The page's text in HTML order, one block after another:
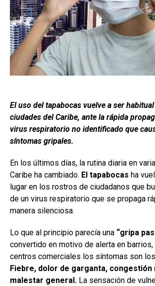
El uso del tapabocas vuelve a ser
ciudades del Caribe, ante la rápida
virus respiratorio no identificado que
síntomas gripales.
En los últimos días, la rutina diaria en
Caribe ha cambiado. El tapabocas ha
lugar en los rostros de ciudadanos que
de un virus respiratorio que se propaga
manera silenciosa.
Lo que al principio parecía una “gripa
convertido en motivo de alerta en
centros comerciales los síntomas son
Fiebre, dolor de garganta, congestión
malestar general. La sensación de